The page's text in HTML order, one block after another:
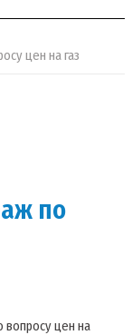
цен на газ
по
вопросу цен на